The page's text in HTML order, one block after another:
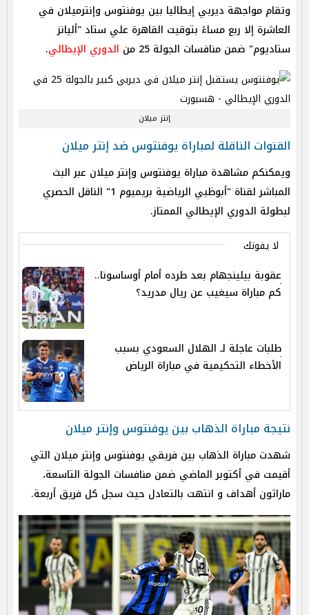
وتقام مواجهة ديربي إيطاليا بين يوفنتوس وإنترميلان في
العاشرة إلا ربع مساءً بتوقيت القاهرة علي ستاد "أليانز
ستاديوم" ضمن منافسات الجولة 25 من
الدوري الإيطالي.
إنتر ميلان
القنوات الناقلة لمباراة يوفنتوس ضد إنتر ميلان
ويمكنكم مشاهدة مباراة يوفنتوس وإنتر ميلان عبر البث
المباشر لقناة "أبوظبي الرياضية بريميوم 1" الناقل الحصري
لبطولة الدوري الإيطالي الممتاز.
لا يفوتك
عقوبة بيلينجهام بعد طرده أمام أوساسونا..
كم مباراة سيغيب عن ريال مدريد؟
طلبات عاجلة لـ الهلال السعودي بسبب
الأخطاء التحكيمية في مباراة الرياض
نتيجة مباراة الذهاب بين يوفنتوس وإنتر ميلان
شهدت مباراة الذهاب بين فريقي يوفنتوس وإنتر ميلان التي
أقيمت في أكتوبر الماضي ضمن منافسات الجولة التاسعة،
ماراثون أهداف و انتهت بالتعادل حيث سجل كل فريق أربعة.